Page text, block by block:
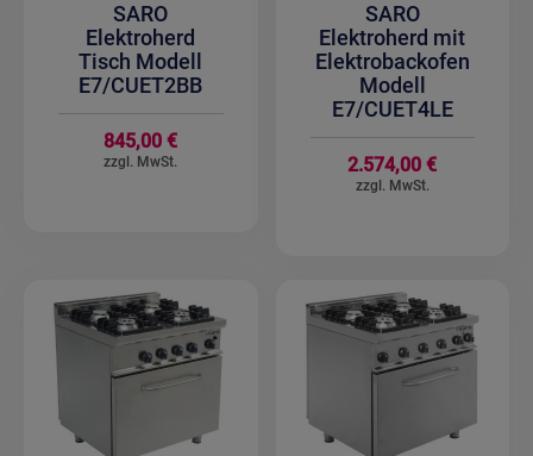
SARO
Elektroherd
Tisch Modell
E7/CUET2BB
845,00 €
SARO
Elektroherd mit
Elektrobackofen
Modell
E7/CUET4LE
2.574,00 €